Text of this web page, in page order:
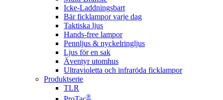
Icke-Laddningsbart
Bär ficklampor varje dag
Taktiska ljus
Hands-free lampor
Pennljus & nyckelringljus
Ljus för en sak
Äventyr utomhus
Ultravioletta och infraröda ficklampor
Produktserie
TLR
®